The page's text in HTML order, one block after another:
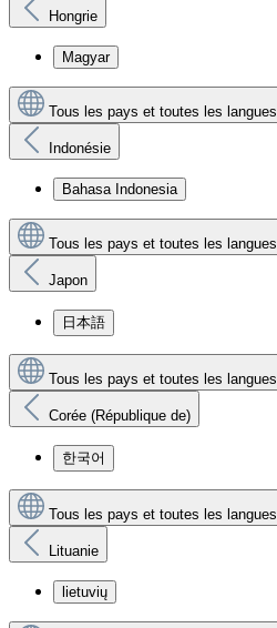
Hongrie
Magyar
Tous les pays et toutes les langues
Indonésie
Bahasa Indonesia
Tous les pays et toutes les langues
Japon
日本語
Tous les pays et toutes les langues
Corée (République de)
한국어
Tous les pays et toutes les langues
Lituanie
lietuvių